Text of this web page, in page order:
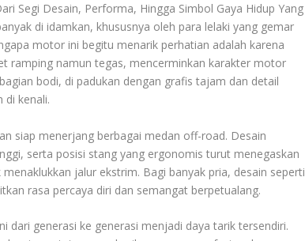
Segi Desain, Performa, Hingga Simbol Gaya Hidup Yang
di idamkan, khususnya oleh para lelaki yang gemar
motor ini begitu menarik perhatian adalah karena
ramping namun tegas, mencerminkan karakter motor
bodi, di padukan dengan grafis tajam dan detail
di kenali.
siap menerjang berbagai medan off-road. Desain
serta posisi stang yang ergonomis turut menegaskan
jalur ekstrim. Bagi banyak pria, desain seperti
rasa percaya diri dan semangat berpetualang.
dari generasi ke generasi menjadi daya tarik tersendiri.